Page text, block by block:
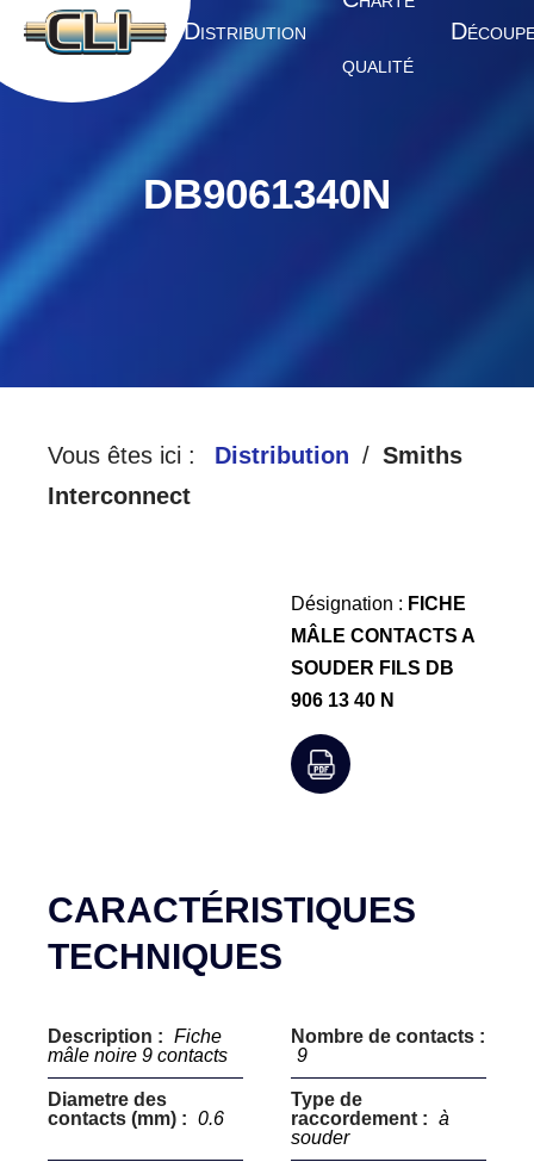
A CCUEIL DISTRIBUTION
QUALITÉ
D
DB9061340N
Vous êtes ici : Distribution
Smiths
Interconnect
Désignation : FICHE
MÂLE CONTACTS A
SOUDER FILS DB
906 13 40 N
CARACTÉRISTIQUES
TECHNIQUES
Description : Fiche
mâle noire 9 contacts
Nombre de contacts :
9
Diametre des
contacts (mm) : 0.6
Type de
raccordement : à
souder